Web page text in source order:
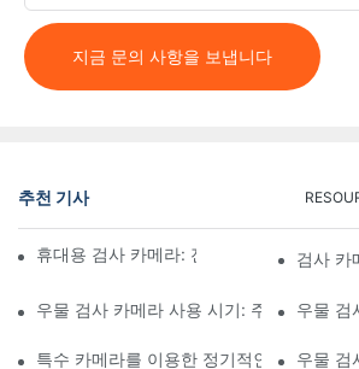
지금 문의 사항을 보냅니다
추천 기사
휴대용 검사 카메라: 전문가를 위한 필수
검사 카
우물 검사 카메라 사용 시기: 주요 지표우물 검
특수 카메라를 이용한 정기적인 우물 검사
우물 검